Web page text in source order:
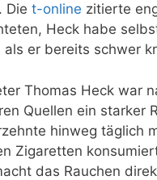
Die t-online zitierte
Heck habe
als er bereits schwer
Thomas Heck war
Quellen ein starker
hinweg täglich
Zigaretten
das Rauchen